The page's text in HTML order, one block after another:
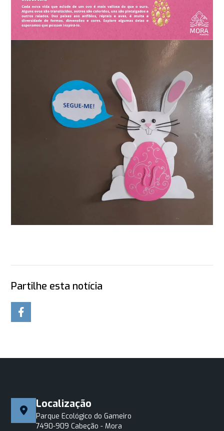
Partilhe esta notícia
Localização
Parque Ecológico do Gameiro
7490-909 Cabeção - Mora